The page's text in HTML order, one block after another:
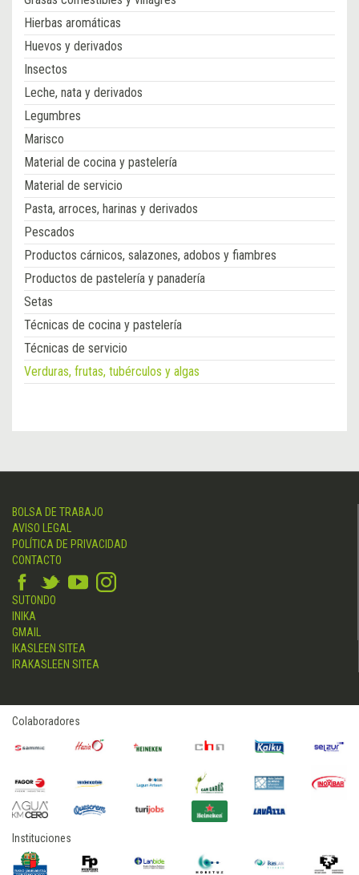
Hierbas aromáticas
Huevos y derivados
Insectos
Leche, nata y derivados
Legumbres
Marisco
Material de cocina y pastelería
Material de servicio
Pasta, arroces, harinas y derivados
Pescados
Productos cárnicos, salazones, adobos y fiambres
Productos de pastelería y panadería
Setas
Técnicas de cocina y pastelería
Técnicas de servicio
Verduras, frutas, tubérculos y algas
BOLSA DE TRABAJO
AVISO LEGAL
POLÍTICA DE PRIVACIDAD
CONTACTO
SUTONDO
INIKA
GMAIL
IKASLEEN SITEA
IRAKASLEEN SITEA
Colaboradores
Instituciones